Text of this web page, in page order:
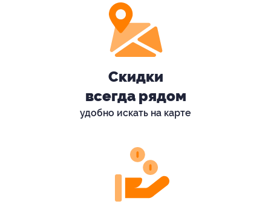
Скидки
всегда рядом
удобно искать на карте